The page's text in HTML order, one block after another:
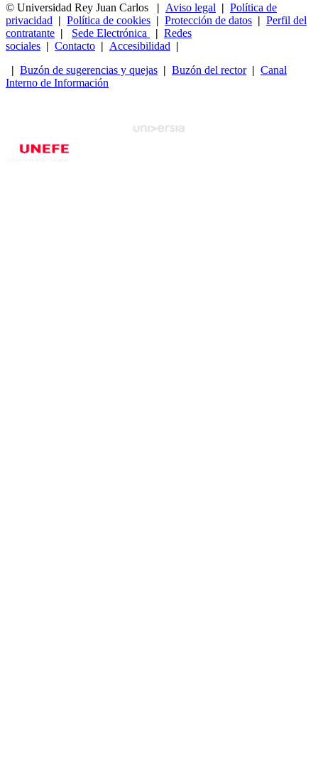
© Universidad Rey Juan Carlos
| Aviso legal | Política de
privacidad | Política de cookies | Protección de datos | Perfil del
contratante | Sede Electrónica | Redes
sociales | Contacto | Accesibilidad |
| Buzón de sugerencias y quejas | Buzón del rector| Canal
Interno de Información